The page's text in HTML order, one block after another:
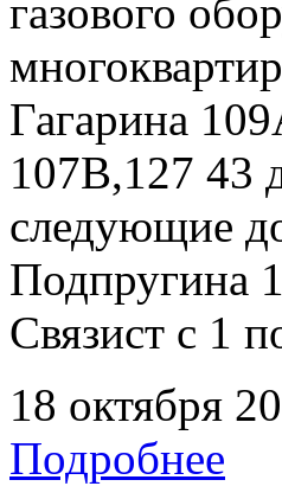
газового
Гагарина
107В,127 43
следующие
Подпругина
Связист с 1
18 октября
Подробнее